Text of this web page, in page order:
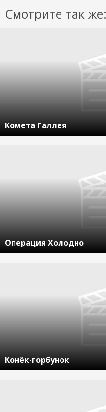
Смотрите так же:
Комета Галлея
Операция Холодно
Конёк-горбунок